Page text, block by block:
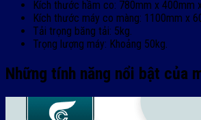
Kích thước hầm co: 780mm x 400mm
Kích thước máy co màng: 1100mm x
Tải trọng băng tải: 5kg.
Trọng lượng máy: Khoảng 50kg.
Những tính năng nổi bật của